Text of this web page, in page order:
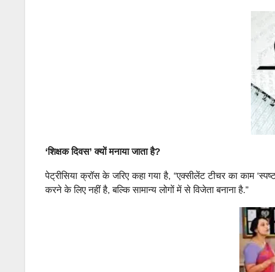
‘शिक्षक दिवस’ क्यों मनाया जाता है?
पेट्रीसिया क्रॉस के जरिए कहा गया है, “एक्सीलेंट टीचर का काम
करने के लिए नहीं है, बल्कि सामान्य लोगों में से विजेता बनाना है.”